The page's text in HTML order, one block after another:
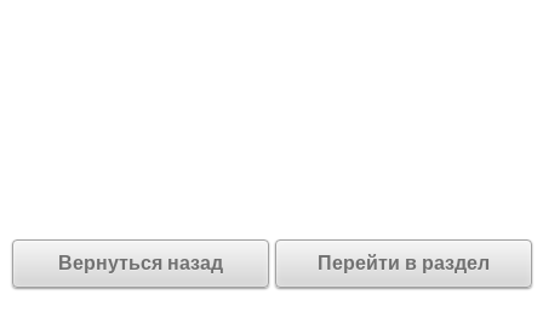
Вернуться назад Перейти в раздел